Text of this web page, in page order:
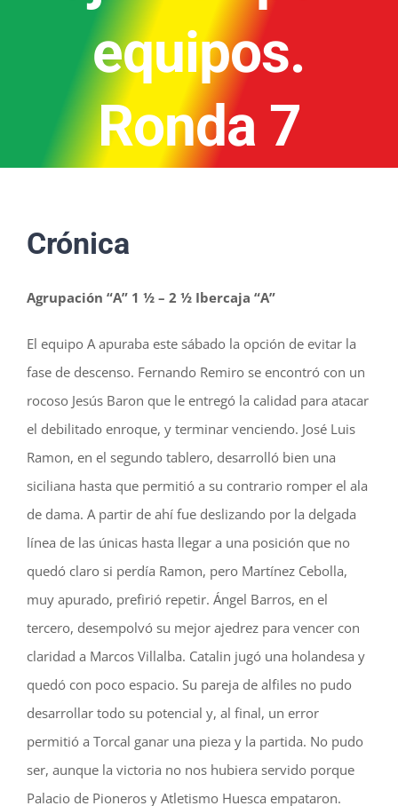
equipos.
Ronda 7
Crónica
Agrupación “A” 1 ½ – 2 ½ Ibercaja “A”
El equipo A apuraba este sábado la opción de evitar la
fase de descenso. Fernando Remiro se encontró con un
rocoso Jesús Baron que le entregó la calidad para atacar
el debilitado enroque, y terminar venciendo. José Luis
Ramon, en el segundo tablero, desarrolló bien una
siciliana hasta que permitió a su contrario romper el ala
de dama. A partir de ahí fue deslizando por la delgada
línea de las únicas hasta llegar a una posición que no
quedó claro si perdía Ramon, pero Martínez Cebolla,
muy apurado, prefirió repetir. Ángel Barros, en el
tercero, desempolvó su mejor ajedrez para vencer con
claridad a Marcos Villalba. Catalin jugó una holandesa y
quedó con poco espacio. Su pareja de alfiles no pudo
desarrollar todo su potencial y, al final, un error
permitió a Torcal ganar una pieza y la partida. No pudo
ser, aunque la victoria no nos hubiera servido porque
Palacio de Pioneros y Atletismo Huesca empataron.